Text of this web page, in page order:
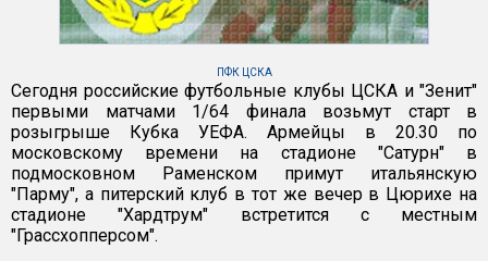
ПФК ЦСКА
Сегодня российские футбольные клубы ЦСКА и "Зенит"
первыми матчами 1/64 финала возьмут старт в
розыгрыше Кубка УЕФА. Армейцы в 20.30 по
московскому времени на стадионе "Сатурн" в
подмосковном Раменском примут итальянскую
"Парму", а питерский клуб в тот же вечер в Цюрихе на
стадионе "Хардтрум" встретится с местным
"Грассхопперсом".